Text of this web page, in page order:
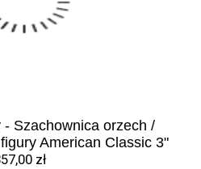
Szachownica orzech /
American Classic 3"
zł